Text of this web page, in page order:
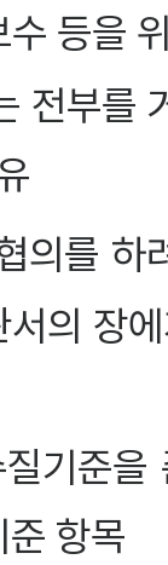
등을
전부를
의를 하
서의 장
기준
항목